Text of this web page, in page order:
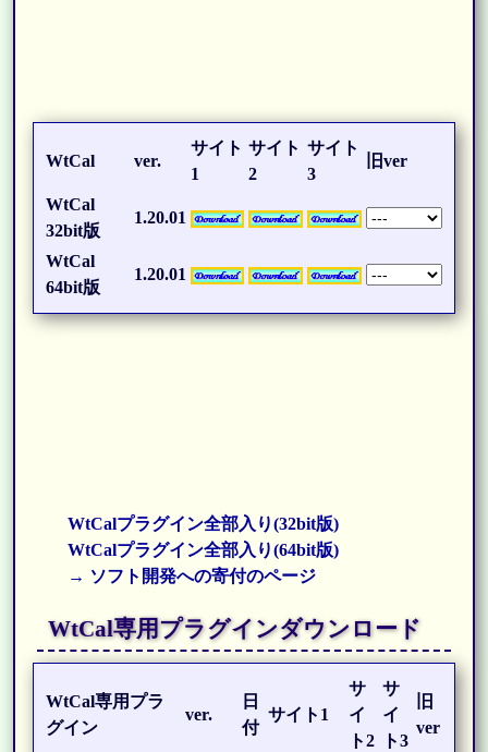
WtCal ver.
サイト
1
サイト
2
サイト
3
旧ver
WtCal
32bit版
1.20.01
WtCal
64bit版
1.20.01
WtCalプラグイン全部入り(32bit版)
WtCalプラグイン全部入り(64bit版)
→ ソフト開発への寄付のページ
WtCal専用プラグインダウンロード
WtCal専用プラ
グイン
ver.
日
付
サイト1
サ
イ
ト2
サ
イ
ト3
旧
ver